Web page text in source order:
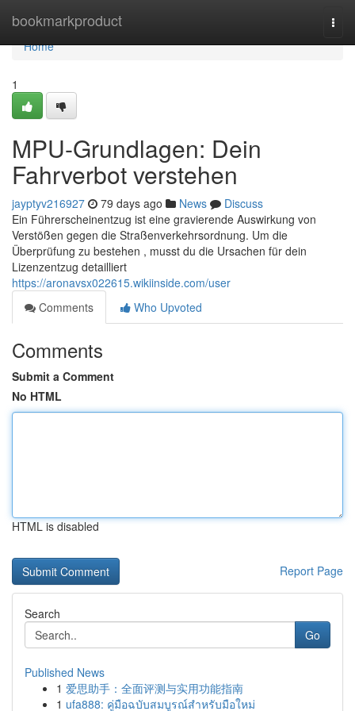
bookmarkproduct
Home
Home
1
MPU-Grundlagen: Dein
Fahrverbot verstehen
jayptyv216927 79 days ago News
Discuss
Ein Führerscheinentzug ist eine gravierende Auswirkung von
Verstößen gegen die Straßenverkehrsordnung. Um die
Überprüfung zu bestehen , musst du die Ursachen für dein
Lizenzentzug detailliert
https://aronavsx022615.wikiinside.com/user
Comments
Who Upvoted
Comments
Submit a Comment
No HTML
HTML is disabled
Report Page
Search
Go
Published News
1 爱思助手：全面评测与实用功能指南
1 ufa888: คู่มือฉบับสมบูรณ์สำหรับมือใหม่